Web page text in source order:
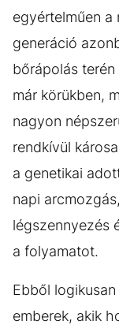
egyértelműen a
generáció
bőrápolás
már körükben,
nagyon
rendkívül
a genetikai
napi
légszennyezés
a folyamatot.
Ebből
emberek, akik